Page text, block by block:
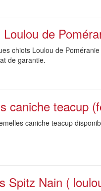
de
chiots Loulou de
de garantie.
caniche teacup
caniche teacup
Spitz Nain (